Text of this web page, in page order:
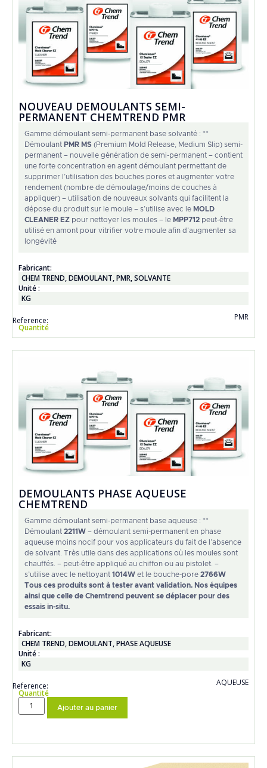
NOUVEAU DEMOULANTS SEMI-
PERMANENT CHEMTREND PMR
Gamme démoulant semi-permanent base solvanté : **
Démoulant PMR MS (Premium Mold Release, Medium Slip) semi-
permanent – nouvelle génération de semi-permanent – contient
une forte concentration en agent démoulant permettant de
supprimer l’utilisation des bouches pores et augmenter votre
rendement (nombre de démoulage/moins de couches à
appliquer) – utilisation de nouveaux solvants qui facilitent la
dépose du produit sur le moule – s’utilise avec le MOLD
CLEANER EZ pour nettoyer les moules – le MPP712 peut-être
utilisé en amont pour vitrifier votre moule afin d’augmenter sa
longévité
Fabricant:
CHEM TREND,DEMOULANT,PMR,SOLVANTE
Unité :
KG
Reference:
PMR
Quantité
DEMOULANTS PHASE AQUEUSE
CHEMTREND
Gamme démoulant semi-permanent base aqueuse : **
Démoulant 2211W – démoulant semi-permanent en phase
aqueuse moins nocif pour vos applicateurs du fait de l’absence
de solvant. Très utile dans des applications où les moules sont
chauffés. – peut-être appliqué au chiffon ou au pistolet. –
s’utilise avec le nettoyant 1014W et le bouche-pore 2766W
Tous ces produits sont à tester avant validation. Nos équipes
ainsi que celle de Chemtrend peuvent se déplacer pour des
essais in-situ.
Fabricant:
CHEM TREND,DEMOULANT,PHASE AQUEUSE
Unité :
KG
Reference:
AQUEUSE
Quantité
Ajouter au panier